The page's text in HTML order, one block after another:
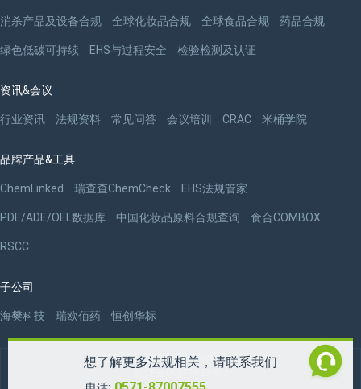
想了解更多法规相关，请联系我们
消杀产品及设备合规 全球化妆品合规 全球食品合规 药品合规
绿色低碳可持续 EHS与过程安全 检验检测及认证
资讯&会议
行业资讯 法规资料 常见问答 会议培训 CRAC 米桶学院
品牌产品&工具
ChemLinked 瑞查查ChemCheck EHS法规管家
PDE/ADE/OEL数据库 中国化妆品原料合规查询 食合COMBOX
RSCC
子公司
海樊科技 瑞欧佰药 恒创华标
版权 ©2009-2026 杭州瑞欧科技有限公司